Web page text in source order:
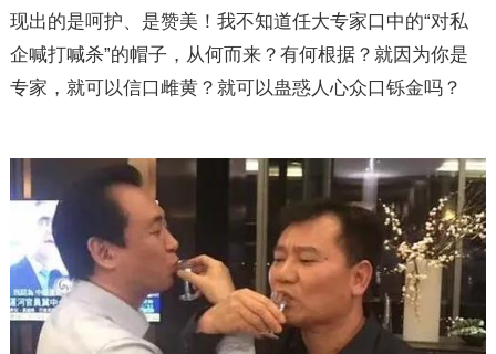
现出的是呵护、是赞美！我不知道任大专家口中的“对私
企喊打喊杀”的帽子，从何而来？有何根据？就因为你是
专家，就可以信口雌黄？就可以蛊惑人心众口铄金吗？